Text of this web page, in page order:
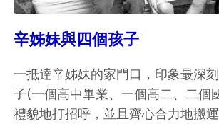
辛姊妹與四個孩子
一抵達辛姊妹的家門口，印象最深
子(一個高中畢業、一個高二、二個
禮貌地打招呼，並且齊心合力地搬